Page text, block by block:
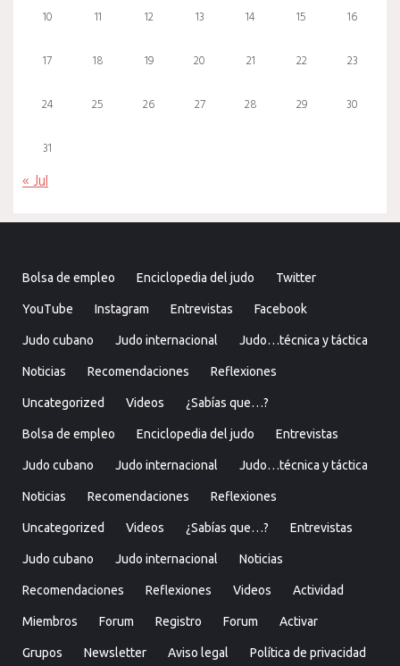
10 11 12 13 14 15 16
17 18 19 20 21 22 23
24 25 26 27 28 29 30
31
« Jul
Bolsa de empleo Enciclopedia del judo Twitter
YouTube Instagram Entrevistas Facebook
Judo cubano Judo internacional Judo…técnica y táctica
Noticias Recomendaciones Reflexiones
Uncategorized Videos ¿Sabías que…?
Bolsa de empleo Enciclopedia del judo Entrevistas
Judo cubano Judo internacional Judo…técnica y táctica
Noticias Recomendaciones Reflexiones
Uncategorized Videos ¿Sabías que…? Entrevistas
Judo cubano Judo internacional Noticias
Recomendaciones Reflexiones Videos Actividad
Miembros Forum Registro Forum Activar
Grupos Newsletter Aviso legal Política de privacidad